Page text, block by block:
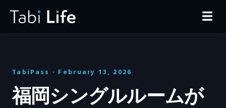
☰
TabiPass · February 13, 2026
福岡シングルルームが